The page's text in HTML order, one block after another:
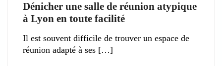
Dénicher une salle de réunion atypique
à Lyon en toute facilité
Il est souvent difficile de trouver un espace de
réunion adapté à ses